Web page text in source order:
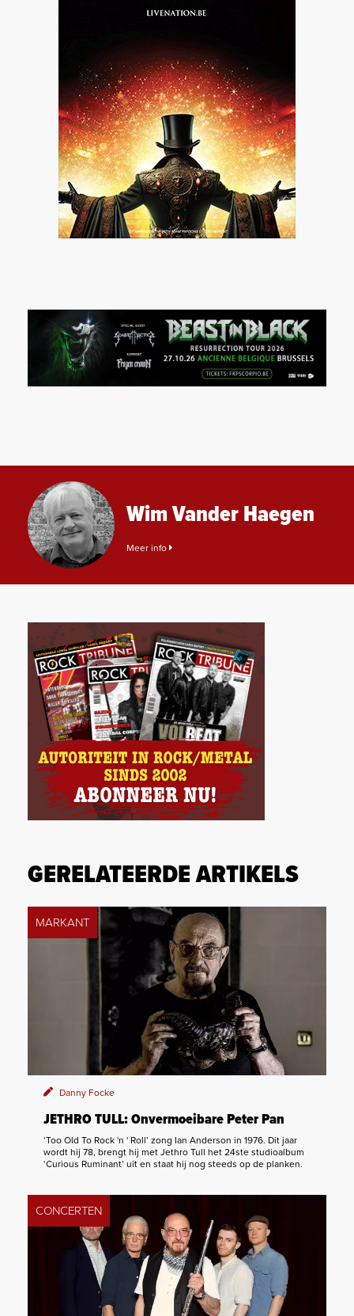
Wim Vander Haegen
Meer info
GERELATEERDE ARTIKELS
MARKANT
Danny Focke
JETHRO TULL: Onvermoeibare Peter Pan
‘Too Old To Rock 'n ' Roll’ zong Ian Anderson in 1976. Dit jaar
wordt hij 78, brengt hij met Jethro Tull het 24ste studioalbum
‘Curious Ruminant’ uit en staat hij nog steeds op de planken.
CONCERTEN